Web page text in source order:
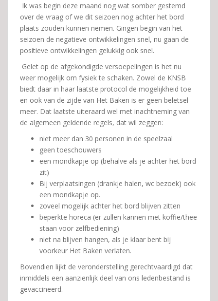
Ik was begin deze maand nog wat somber gestemd
over de vraag of we dit seizoen nog achter het bord
plaats zouden kunnen nemen. Gingen begin van het
seizoen de negatieve ontwikkelingen snel, nu gaan de
positieve ontwikkelingen gelukkig ook snel.
Gelet op de afgekondigde versoepelingen is het nu
weer mogelijk om fysiek te schaken. Zowel de KNSB
biedt daar in haar laatste protocol de mogelijkheid toe
en ook van de zijde van Het Baken is er geen beletsel
meer. Dat laatste uiteraard wel met inachtneming van
de algemeen geldende regels, dat wil zeggen:
niet meer dan 30 personen in de speelzaal
geen toeschouwers
een mondkapje op (behalve als je achter het bord
zit)
Bij verplaatsingen (drankje halen, wc bezoek) ook
een mondkapje op.
zoveel mogelijk achter het bord blijven zitten
beperkte horeca (er zullen kannen met koffie/thee
staan voor zelfbediening)
niet na blijven hangen, als je klaar bent bij
voorkeur Het Baken verlaten.
Bovendien lijkt de veronderstelling gerechtvaardigd dat
inmiddels een aanzienlijk deel van ons ledenbestand is
gevaccineerd.